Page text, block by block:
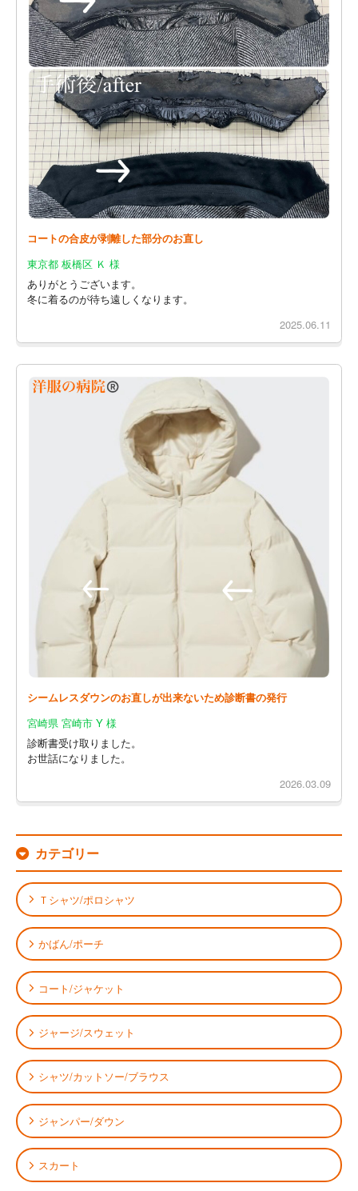
コートの合皮が剥離した部分のお直し
東京都 板橋区 Ｋ 様
ありがとうございます。
冬に着るのが待ち遠しくなります。
2025.06.11
シームレスダウンのお直しが出来ないため診断書の発行
宮崎県 宮崎市 Y 様
診断書受け取りました。
お世話になりました。
2026.03.09
カテゴリー
Ｔシャツ/ポロシャツ
かばん/ポーチ
コート/ジャケット
ジャージ/スウェット
シャツ/カットソー/ブラウス
ジャンパー/ダウン
スカート